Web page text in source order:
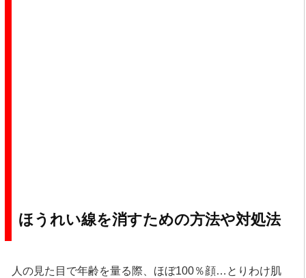
ほうれい線を消すための方法や対処法
人の見た目で年齢を量る際、ほぼ100％顔…とりわけ肌